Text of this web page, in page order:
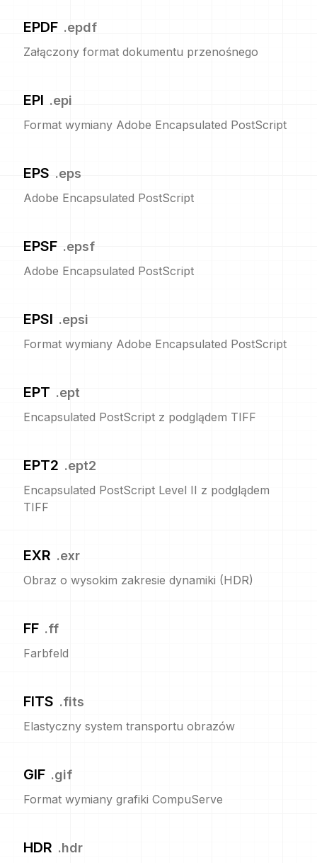
EPDF .epdf
Załączony format dokumentu przenośnego
EPI .epi
Format wymiany Adobe Encapsulated PostScript
EPS .eps
Adobe Encapsulated PostScript
EPSF .epsf
Adobe Encapsulated PostScript
EPSI .epsi
Format wymiany Adobe Encapsulated PostScript
EPT .ept
Encapsulated PostScript z podglądem TIFF
EPT2 .ept2
Encapsulated PostScript Level II z podglądem
TIFF
EXR .exr
Obraz o wysokim zakresie dynamiki (HDR)
FF .ff
Farbfeld
FITS .fits
Elastyczny system transportu obrazów
GIF .gif
Format wymiany grafiki CompuServe
HDR .hdr